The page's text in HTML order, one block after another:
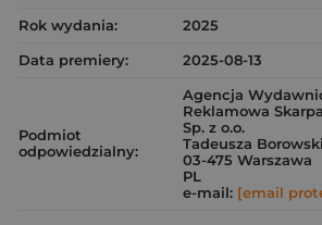
Rok wydania:
2025
Data premiery:
2025-08-13
Podmiot
odpowiedzialny:
Agencja
Reklamowa
Sp. z o.o.
Tadeusza
03-475 Warszawa
PL
e-mail: [email